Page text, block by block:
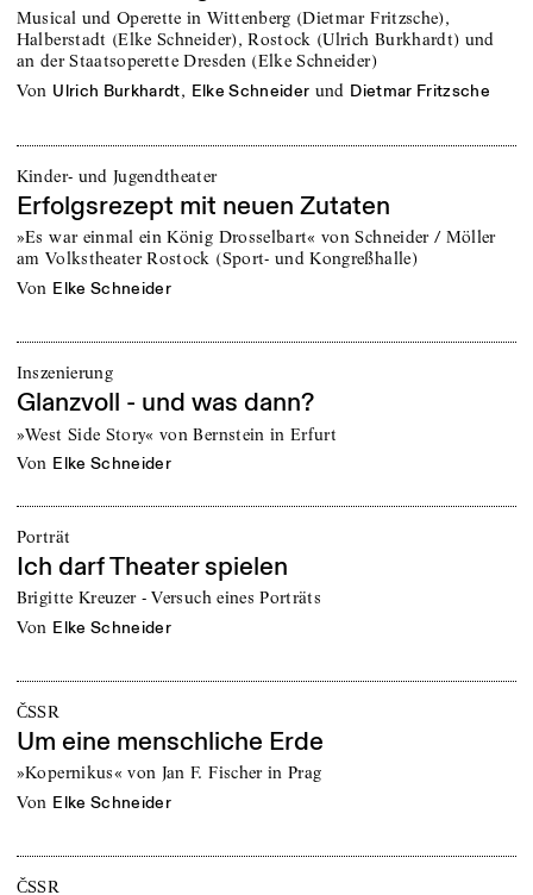
Musical und Operette in Wittenberg (Dietmar Fritzsche),
Halberstadt (Elke Schneider), Rostock (Ulrich Burkhardt) und
an der Staatsoperette Dresden (Elke Schneider)
von Ulrich Burkhardt, Elke Schneider und Dietmar Fritzsche
Kinder- und Jugendtheater
Erfolgsrezept mit neuen Zutaten
»Es war einmal ein König Drosselbart« von Schneider / Möller
am Volkstheater Rostock (Sport- und Kongreßhalle)
von Elke Schneider
Inszenierung
Glanzvoll - und was dann?
»West Side Story« von Bernstein in Erfurt
von Elke Schneider
Porträt
Ich darf Theater spielen
Brigitte Kreuzer - Versuch eines Porträts
von Elke Schneider
ČSSR
Um eine menschliche Erde
»Kopernikus« von Jan F. Fischer in Prag
von Elke Schneider
ČSSR